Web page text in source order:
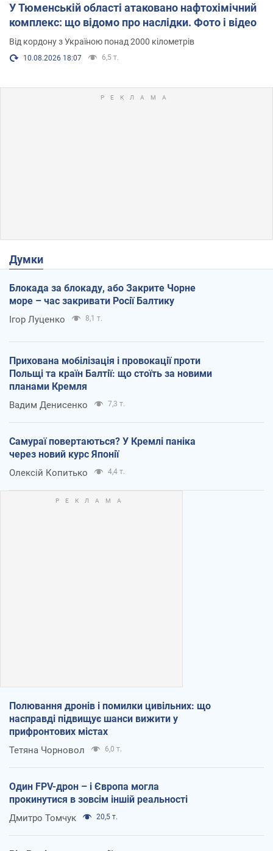
У Тюменській області атаковано нафтохімічний
комплекс: що відомо про наслідки. Фото і відео
Від кордону з Україною понад 2000 кілометрів
10.08.2026 18:07 6,5 т.
Думки
Блокада за блокаду, або Закрите Чорне
море – час закривати Росії Балтику
Ігор Луценко 8,1 т.
Прихована мобілізація і провокації проти
Польщі та країн Балтії: що стоїть за новими
планами Кремля
Вадим Денисенко 7,3 т.
Самураї повертаються? У Кремлі паніка
через новий курс Японії
Олексій Копитько 4,4 т.
Полювання дронів і помилки цивільних: що
насправді підвищує шанси вижити у
прифронтових містах
Тетяна Чорновол 6,0 т.
Один FPV-дрон – і Європа могла
прокинутися в зовсім іншій реальності
Дмитро Томчук 20,5 т.